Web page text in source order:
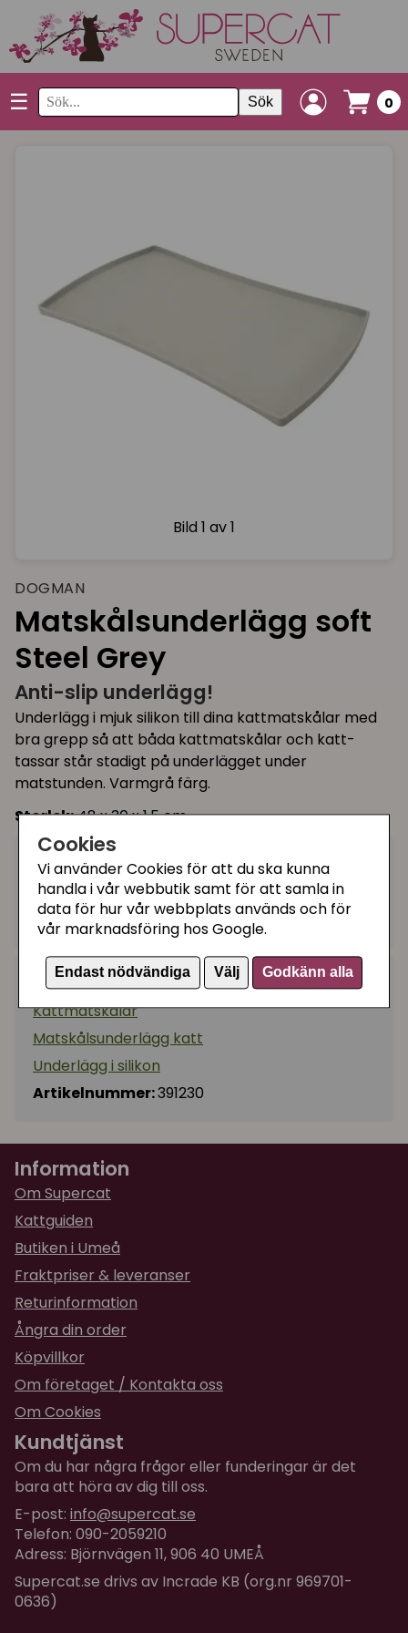
Cookies
Vi använder Cookies för att du ska kunna
handla i vår webbutik samt för att samla in
data för hur vår webbplats används och för
vår marknadsföring hos Google.
Endast nödvändiga Välj Godkänn alla
☰ Sök 0
Bild 1 av 1
DOGMAN
Matskålsunderlägg soft
Steel Grey
Anti-slip underlägg!
Underlägg i mjuk silikon till dina kattmatskålar med
bra grepp så att båda kattmatskålar och katt-
tassar står stadigt på underlägget under
matstunden. Varmgrå färg.
Storlek:48 x 30 x 1,5 cm
169 kr − + Köp
I lager, leveranstid 1-3 vardagar
Kategorier:
Kattmatskålar
Matskålsunderlägg katt
Underlägg i silikon
Artikelnummer:391230
Information
Om Supercat
Kattguiden
Butiken i Umeå
Fraktpriser & leveranser
Returinformation
Ångra din order
Köpvillkor
Om företaget / Kontakta oss
Om Cookies
Kundtjänst
Om du har några frågor eller funderingar är det
bara att höra av dig till oss.
E-post: info@supercat.se
Telefon: 090-2059210
Adress: Björnvägen 11, 906 40 UMEÅ
Supercat.se drivs av Incrade KB (org.nr 969701-
0636)